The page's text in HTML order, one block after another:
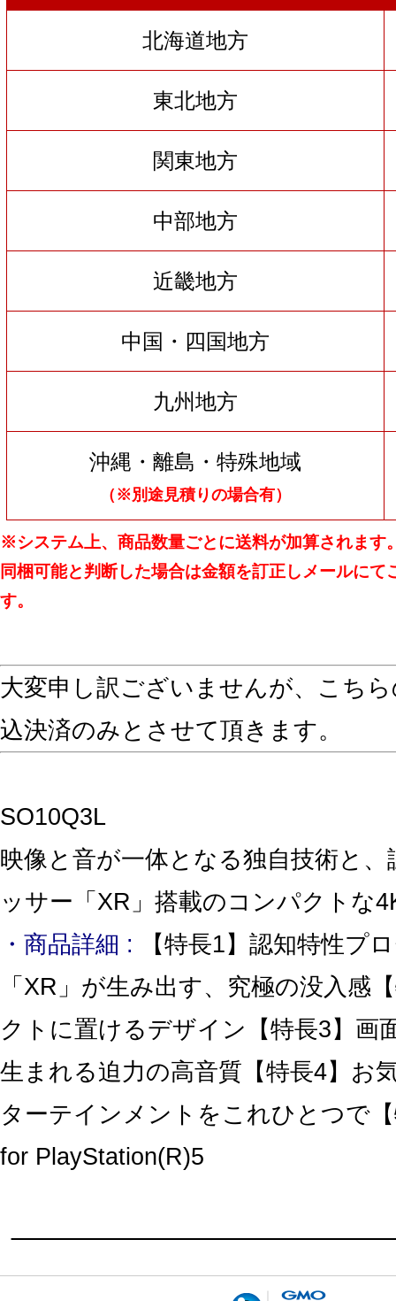
北海道地方
東北地方
関東地方
中部地方
近畿地方
中国・四国地方
九州地方
沖縄・離島・特殊地域
（※別途見積りの場合有）
※システム上、商品数量ごとに送料が加算されます
同梱可能と判断した場合は金額を訂正しメールにて
す。
大変申し訳ございませんが、こち
込決済のみとさせて頂きます。
SO10Q3L
映像と音が一体となる独自技術と
ッサー「XR」搭載のコンパクトな
・商品詳細 : 【特長1】認知特性プ
「XR」が生み出す、究極の没入感
クトに置けるデザイン【特長3】画
生まれる迫力の高音質【特長4】お
ターテインメントをこれひとつで
for PlayStation(R)5